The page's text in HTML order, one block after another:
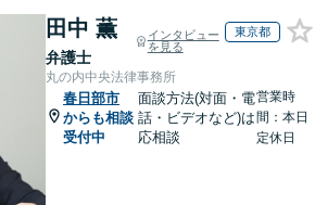
田中 薫
弁護士
インタビュー
を見る
東京都
丸の内中央法律事務所
春日部市
からも相談
受付中
面談方法(対面・電
話・ビデオなど)は
応相談
営業時
間：本日
定休日